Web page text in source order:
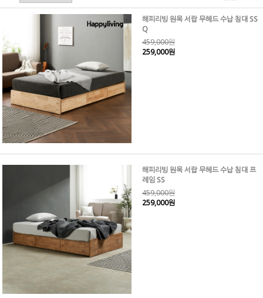
해피리빙 원목 서랍 무헤드 수납 침대 SS
Q
459,000원
259,000원
해피리빙 원목 서랍 무헤드 수납 침대 프
레임 SS
459,000원
259,000원